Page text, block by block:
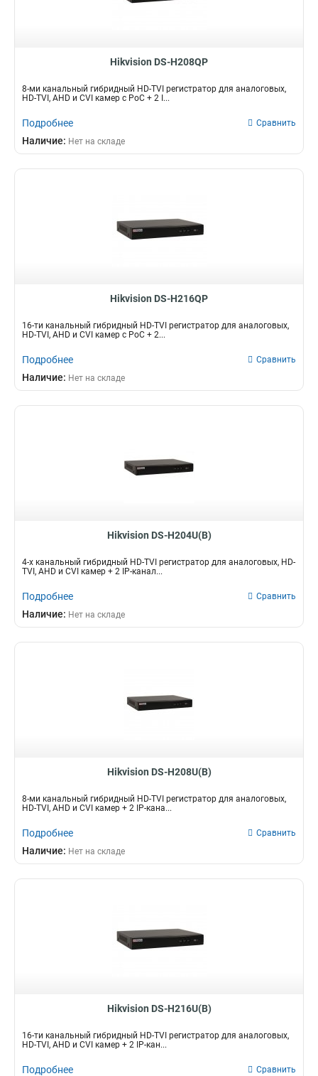
Hikvision DS-H208QP
8-ми канальный гибридный HD-TVI регистратор для аналоговых,
HD-TVI, AHD и CVI камер c PoC + 2 I...
Подробнее Сравнить
Наличие: Нет на складе
Hikvision DS-H216QP
16-ти канальный гибридный HD-TVI регистратор для аналоговых,
HD-TVI, AHD и CVI камер c PoC + 2...
Подробнее Сравнить
Наличие: Нет на складе
Hikvision DS-H204U(B)
4-х канальный гибридный HD-TVI регистратор для аналоговых, HD-
TVI, AHD и CVI камер + 2 IP-канал...
Подробнее Сравнить
Наличие: Нет на складе
Hikvision DS-H208U(B)
8-ми канальный гибридный HD-TVI регистратор для аналоговых,
HD-TVI, AHD и CVI камер + 2 IP-кана...
Подробнее Сравнить
Наличие: Нет на складе
Hikvision DS-H216U(B)
16-ти канальный гибридный HD-TVI регистратор для аналоговых,
HD-TVI, AHD и CVI камер + 2 IP-кан...
Подробнее Сравнить